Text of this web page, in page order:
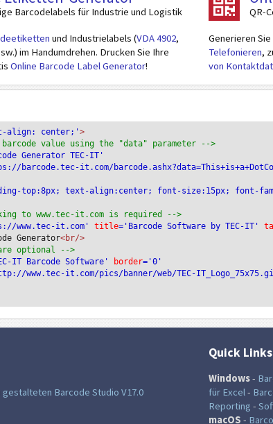
Barcodelabels für Industrie und Logistik
und Industrielabels (VDA 4902,
im Handumdrehen. Drucken Sie Ihre
Online Barcode Label Generator!
QR-
Generieren
Telefonieren,
von
align: center;'>
value using the "data" parameter -->
Generator TEC-IT'
barcode.tec-it.com/
top:8px; text-align:center; font-size:15px; font-
to www.tec-it.com is required -->
www.tec-it.com' title='Barcode Software by TEC-IT'
Generator<br/>
optional -->
IT Barcode Software' border='0'
www.tec-it.com/pics/banner/web/TEC-
Barcode Studio V17.0
Quick Links
Windows-
für Excel-
Reporting -
macOS -